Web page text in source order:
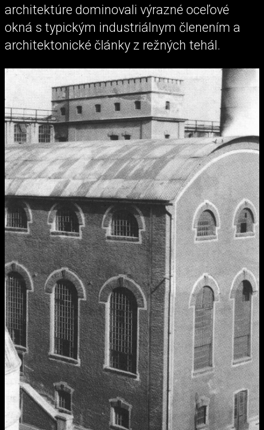
architektúre dominovali výrazné oceľové
okná s typickým industriálnym členením a
architektonické články z režných tehál.